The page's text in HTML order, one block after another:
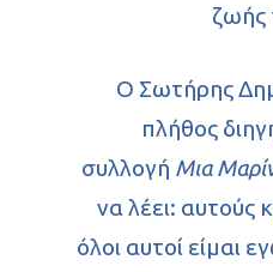
ζωής
Ο Σωτήρης
πλήθος
συλλογή Μια
να λέει:
όλοι αυτοί είμαι